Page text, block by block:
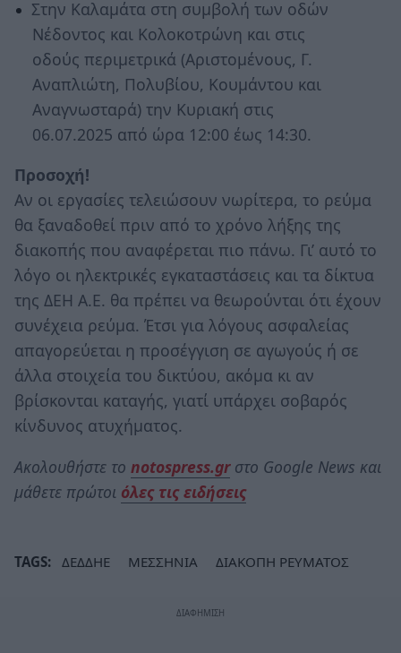
Στην Καλαμάτα στη συμβολή των οδών
Νέδοντος και Κολοκοτρώνη και στις
οδούς περιμετρικά (Αριστομένους, Γ.
Αναπλιώτη, Πολυβίου, Κουμάντου και
Αναγνωσταρά) την Κυριακή στις
06.07.2025 από ώρα 12:00 έως 14:30.
Προσοχή!
Αν οι εργασίες τελειώσουν νωρίτερα, το ρεύμα
θα ξαναδοθεί πριν από το χρόνο λήξης της
διακοπής που αναφέρεται πιο πάνω. Γι’ αυτό το
λόγο οι ηλεκτρικές εγκαταστάσεις και τα δίκτυα
της ΔΕΗ Α.Ε. θα πρέπει να θεωρούνται ότι έχουν
συνέχεια ρεύμα. Έτσι για λόγους ασφαλείας
απαγορεύεται η προσέγγιση σε αγωγούς ή σε
άλλα στοιχεία του δικτύου, ακόμα κι αν
βρίσκονται καταγής, γιατί υπάρχει σοβαρός
κίνδυνος ατυχήματος.
Ακολουθήστε το notospress.grστο Google News και
μάθετε πρώτοι όλες τις ειδήσεις
TAGS: ΔΕΔΔΗΕ ΜΕΣΣΗΝΙΑ ΔΙΑΚΟΠΗ ΡΕΥΜΑΤΟΣ